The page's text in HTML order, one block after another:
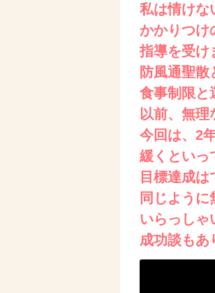
私は情けな
かかりつけ
指導を受け
防風通聖散
食事制限と
以前、無
今回は、2
緩くといっ
目標達成は
同じよう
いらっしゃ
成功談もあ